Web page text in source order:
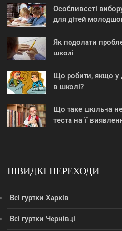
Особливості
для дітей
Як подолати
школі
Що робити, якщо у
в школі?
Що таке шкільна
теста на її
ШВИДКІ ПЕРЕХОДИ
Всі гуртки Харків
Всі гуртки Чернівці